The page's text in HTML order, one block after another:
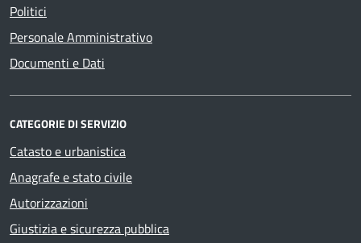
Politici
Personale Amministrativo
Documenti e Dati
CATEGORIE DI SERVIZIO
Catasto e urbanistica
Anagrafe e stato civile
Autorizzazioni
Giustizia e sicurezza pubblica